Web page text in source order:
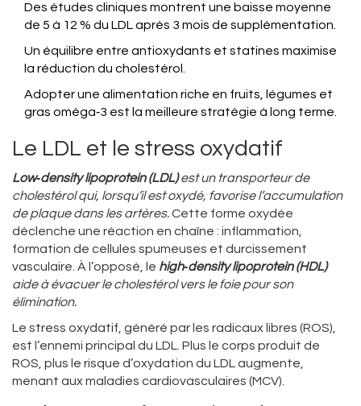
Des études cliniques montrent une baisse moyenne
de 5 à 12 % du LDL après 3 mois de supplémentation.
Un équilibre entre antioxydants et statines maximise
la réduction du cholestérol.
Adopter une alimentation riche en fruits, légumes et
gras oméga‑3 est la meilleure stratégie à long terme.
Le LDL et le stress oxydatif
Low‑density lipoprotein (LDL)est un transporteur de
cholestérol qui, lorsqu’il est oxydé, favorise l’accumulation
de plaque dans les artères.Cette forme oxydée
déclenche une réaction en chaîne : inflammation,
formation de cellules spumeuses et durcissement
vasculaire. À l’opposé, le high‑density lipoprotein (HDL)
aide à évacuer le cholestérol vers le foie pour son
élimination.
Le stress oxydatif, généré par les radicaux libres (ROS),
est l’ennemi principal du LDL. Plus le corps produit de
ROS, plus le risque d’oxydation du LDL augmente,
menant aux maladies cardiovasculaires (MCV).